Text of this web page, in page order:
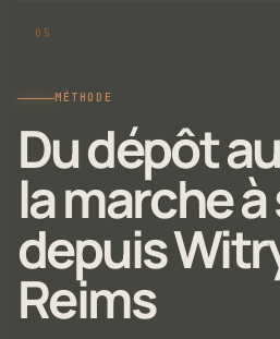
MÉTHODE
Du dépôt
la marche
depuis
Reims